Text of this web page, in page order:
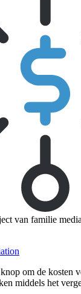
van familie
om de kosten
middels het